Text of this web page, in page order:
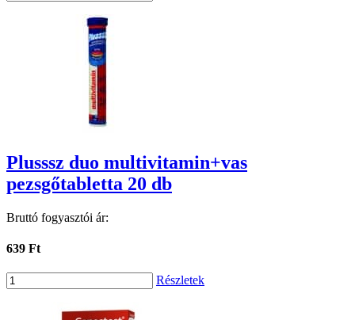
Plusssz duo multivitamin+vas
pezsgőtabletta 20 db
Bruttó fogyasztói ár:
639 Ft
Részletek